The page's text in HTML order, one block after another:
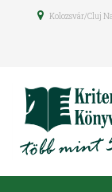
Kolozsvár/Cluj